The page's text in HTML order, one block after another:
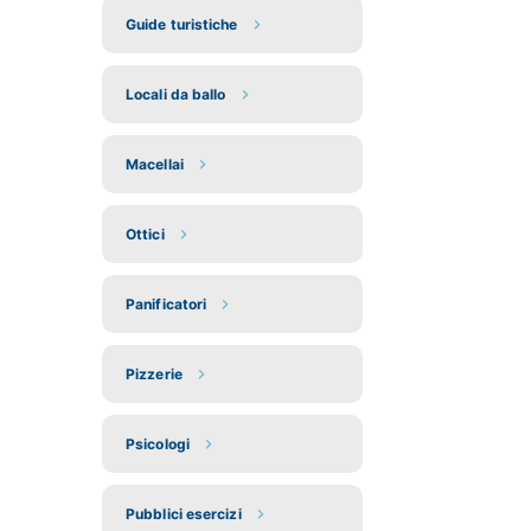
Guide turistiche
Locali da ballo
Macellai
Ottici
Panificatori
Pizzerie
Psicologi
Pubblici esercizi